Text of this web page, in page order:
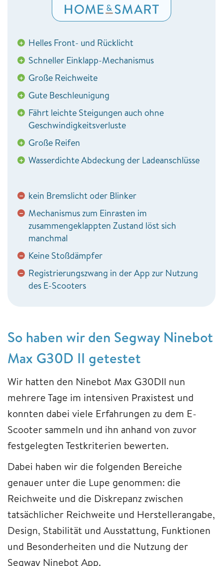
+ Helles Front- und Rücklicht
+ Schneller Einklapp-Mechanismus
+ Große Reichweite
+ Gute Beschleunigung
+ Fährt leichte Steigungen auch ohne
Geschwindigkeitsverluste
+ Große Reifen
+ Wasserdichte Abdeckung der Ladeanschlüsse
− kein Bremslicht oder Blinker
− Mechanismus zum Einrasten im
zusammengeklappten Zustand löst sich
manchmal
− Keine Stoßdämpfer
− Registrierungszwang in der App zur Nutzung
des E-Scooters
So haben wir den Segway Ninebot
Max G30D II getestet
Wir hatten den Ninebot Max G30DII nun
mehrere Tage im intensiven Praxistest und
konnten dabei viele Erfahrungen zu dem E-
Scooter sammeln und ihn anhand von zuvor
festgelegten Testkriterien bewerten.
Dabei haben wir die folgenden Bereiche
genauer unter die Lupe genommen: die
Reichweite und die Diskrepanz zwischen
tatsächlicher Reichweite und Herstellerangabe,
Design, Stabilität und Ausstattung, Funktionen
und Besonderheiten und die Nutzung der
Segway Ninebot App.